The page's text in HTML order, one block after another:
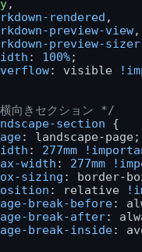
,
rendered ,
preview-view,
preview-sizer
: 100%;
: visible
向きセクション */
section {
: landscape-page;
: 277mm
width : 277mm
sizing : border-
: relative
break-before:
break-after:
break-inside: